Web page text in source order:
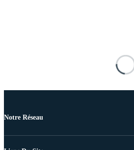
Notre Réseau